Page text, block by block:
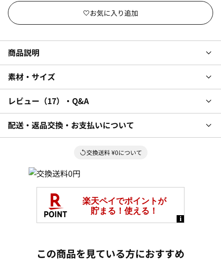
商品説明
素材・サイズ
レビュー 17 ・Q&A
配送・返品交換・お支払いについて
交換送料 ¥0について
この商品を見ている方におすすめ